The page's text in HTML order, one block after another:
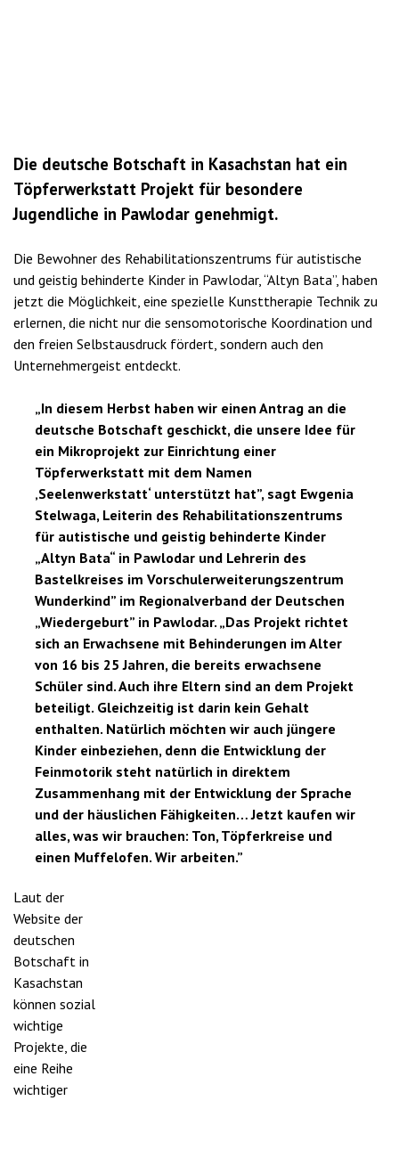
Die deutsche Botschaft in Kasachstan hat ein
Töpferwerkstatt Projekt für besondere
Jugendliche in Pawlodar genehmigt.
Die Bewohner des Rehabilitationszentrums für autistische
und geistig behinderte Kinder in Pawlodar, “Altyn Bata”, haben
jetzt die Möglichkeit, eine spezielle Kunsttherapie Technik zu
erlernen, die nicht nur die sensomotorische Koordination und
den freien Selbstausdruck fördert, sondern auch den
Unternehmergeist entdeckt.
„In diesem Herbst haben wir einen Antrag an die
deutsche Botschaft geschickt, die unsere Idee für
ein Mikroprojekt zur Einrichtung einer
Töpferwerkstatt mit dem Namen
‚Seelenwerkstatt‘ unterstützt hat”, sagt Ewgenia
Stelwaga, Leiterin des Rehabilitationszentrums
für autistische und geistig behinderte Kinder
„Altyn Bata“ in Pawlodar und Lehrerin des
Bastelkreises im Vorschulerweiterungszentrum
Wunderkind” im Regionalverband der Deutschen
„Wiedergeburt” in Pawlodar. „Das Projekt richtet
sich an Erwachsene mit Behinderungen im Alter
von 16 bis 25 Jahren, die bereits erwachsene
Schüler sind. Auch ihre Eltern sind an dem Projekt
beteiligt. Gleichzeitig ist darin kein Gehalt
enthalten. Natürlich möchten wir auch jüngere
Kinder einbeziehen, denn die Entwicklung der
Feinmotorik steht natürlich in direktem
Zusammenhang mit der Entwicklung der Sprache
und der häuslichen Fähigkeiten… Jetzt kaufen wir
alles, was wir brauchen: Ton, Töpferkreise und
einen Muffelofen. Wir arbeiten.”
Laut der
Website der
deutschen
Botschaft in
Kasachstan
können sozial
wichtige
Projekte, die
eine Reihe
wichtiger